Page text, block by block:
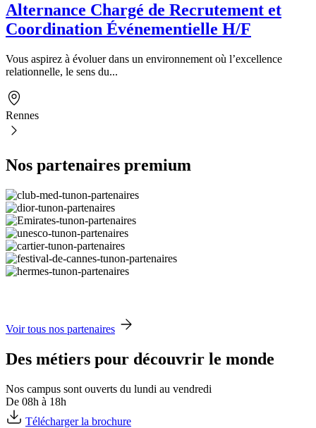
Alternance Chargé de Recrutement et
Coordination Événementielle H/F
Vous aspirez à évoluer dans un environnement où l’excellence
relationnelle, le sens du...
Rennes
Nos partenaires premium
Voir tous nos partenaires
Des métiers pour découvrir le monde
Nos campus sont ouverts du lundi au vendredi
De 08h à 18h
Télécharger la brochure